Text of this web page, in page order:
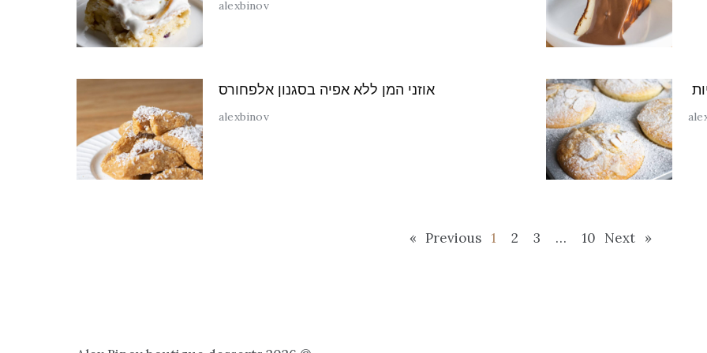
alexbinov
אוזני המן ללא אפיה בסגנון אלפחורס
alexbinov
« Previous
1 2 3 … 10 Next »